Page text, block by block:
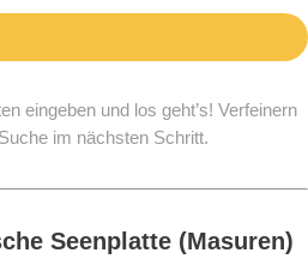
eingeben und los geht’s! Verfeinern
im nächsten Schritt.
Seenplatte (Masuren)